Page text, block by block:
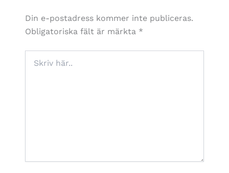
Din e-postadress kommer inte publiceras.
Obligatoriska fält är märkta *
här..